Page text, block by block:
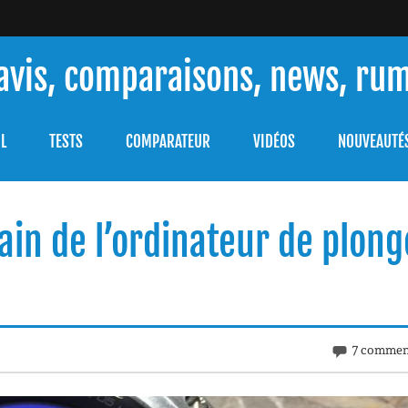
comparaisons, news,
TESTS COMPARATEUR VIDÉOS
de l’ordinateur de
7